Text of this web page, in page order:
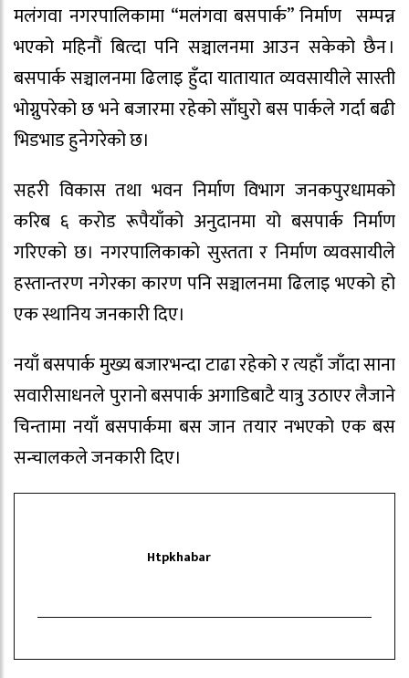
मलंगवा नगरपालिकामा “मलंगवा बसपार्क” निर्माण सम्पन्न
भएको महिनौं बित्दा पनि सञ्चालनमा आउन सकेको छैन ।
बसपार्क सञ्चालनमा ढिलाइ हुँदा यातायात व्यवसायीले सास्ती
भोग्नुपरेको छ भने बजारमा रहेको साँघुरो बस पार्कले गर्दा बढी
भिडभाड हुनेगरेको छ।
सहरी विकास तथा भवन निर्माण विभाग जनकपुरधामको
करिब ६ करोड रूपैयाँको अनुदानमा यो बसपार्क निर्माण
गरिएको छ। नगरपालिकाको सुस्तता र निर्माण व्यवसायीले
हस्तान्तरण नगेरका कारण पनि सञ्चालनमा ढिलाइ भएको हो
एक स्थानिय जनकारी दिए।
नयाँ बसपार्क मुख्य बजारभन्दा टाढा रहेको र त्यहाँ जाँदा साना
सवारीसाधनले पुरानो बसपार्क अगाडिबाटै यात्रु उठाएर लैजाने
चिन्तामा नयाँ बसपार्कमा बस जान तयार नभएको एक बस
सन्चालकले जनकारी दिए।
Htpkhabar